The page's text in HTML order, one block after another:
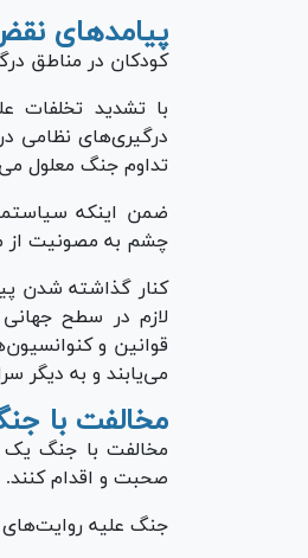
پیامد‌های
کودکان در مناطق
با تشدید تخلفات
درگیری‌های نظامی
تداوم جنگ معلول
ضمن اینکه
چشم به مصونیت از
کنار گذاشته شدن
لازم در سطح جهانی
قوانین و
می‌یابند و به دیگر
مخالفت با
مخالفت با جنگ یک
صحبت و اقدام کنند.
جنگ علیه روایت‌های